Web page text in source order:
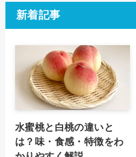
新着記事
水蜜桃と白桃の違いと
は？味・食感・特徴をわ